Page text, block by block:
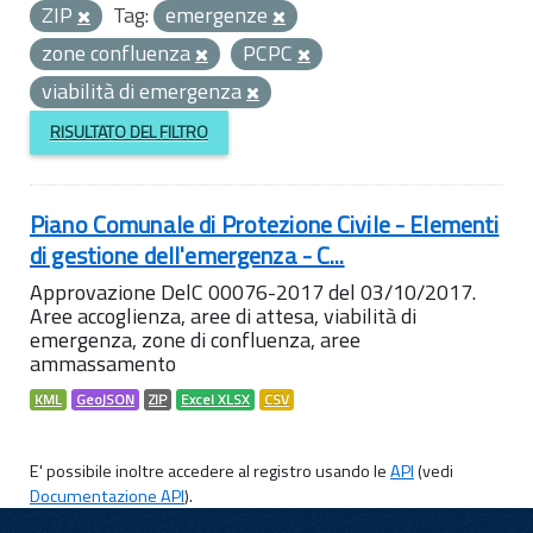
ZIP
Tag: emergenze
zone confluenza
PCPC
viabilità di emergenza
RISULTATO DEL FILTRO
Piano Comunale di Protezione Civile - Elementi
di gestione dell'emergenza - C...
Approvazione DelC 00076-2017 del 03/10/2017.
Aree accoglienza, aree di attesa, viabilità di
emergenza, zone di confluenza, aree
ammassamento
KML GeoJSON ZIP Excel XLSX CSV
E' possibile inoltre accedere al registro usando leAPI(vedi
Documentazione API).